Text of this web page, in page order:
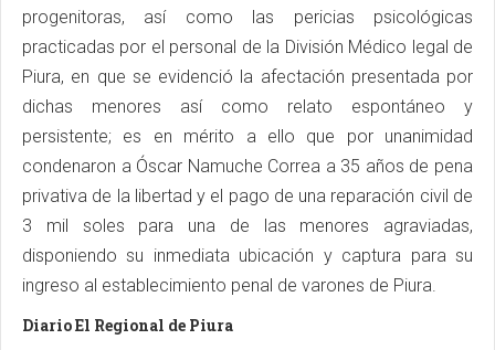
progenitoras, así como las pericias psicológicas
practicadas por el personal de la División Médico legal de
Piura, en que se evidenció la afectación presentada por
dichas menores así como relato espontáneo y
persistente; es en mérito a ello que por unanimidad
condenaron a Óscar Namuche Correa a 35 años de pena
privativa de la libertad y el pago de una reparación civil de
3 mil soles para una de las menores agraviadas,
disponiendo su inmediata ubicación y captura para su
ingreso al establecimiento penal de varones de Piura.
Diario El Regional de Piura